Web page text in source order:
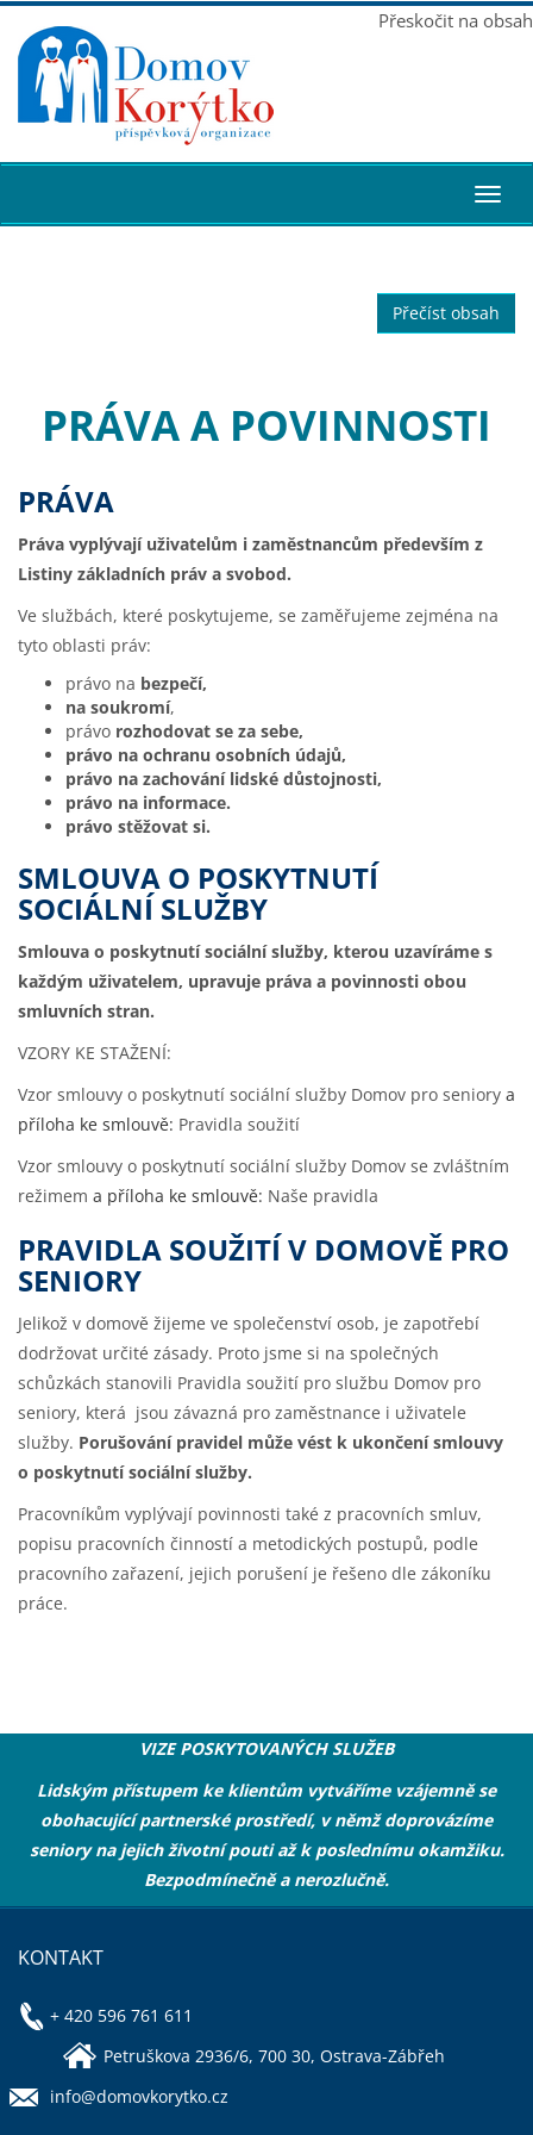
Přeskočit na obsah
Přečíst obsah
PRÁVA A POVINNOSTI
PRÁVA
Práva vyplývají uživatelům i zaměstnancům především z
Listiny základních práv a svobod.
Ve službách, které poskytujeme, se zaměřujeme zejména na
tyto oblasti práv:
právo na bezpečí,
na soukromí,
právo rozhodovat se za sebe,
právo na ochranu osobních údajů,
právo na zachování lidské důstojnosti,
právo na informace.
právo stěžovat si.
SMLOUVA O POSKYTNUTÍ
SOCIÁLNÍ SLUŽBY
Smlouva o poskytnutí sociální služby, kterou uzavíráme s
každým uživatelem, upravuje práva a povinnosti obou
smluvních stran.
VZORY KE STAŽENÍ:
Vzor smlouvy o poskytnutí sociální služby Domov pro seniory a
příloha ke smlouvě: Pravidla soužití
Vzor smlouvy o poskytnutí sociální služby Domov se zvláštním
režimem a příloha ke smlouvě: Naše pravidla
PRAVIDLA SOUŽITÍ V DOMOVĚ PRO
SENIORY
Jelikož v domově žijeme ve společenství osob, je zapotřebí
dodržovat určité zásady. Proto jsme si na společných
schůzkách stanovili Pravidla soužití pro službu Domov pro
seniory, která jsou závazná pro zaměstnance i uživatele
služby. Porušování pravidel může vést k ukončení smlouvy
o poskytnutí sociální služby.
Pracovníkům vyplývají povinnosti také z pracovních smluv,
popisu pracovních činností a metodických postupů, podle
pracovního zařazení, jejich porušení je řešeno dle zákoníku
práce.
VIZE POSKYTOVANÝCH SLUŽEB
Lidským přístupem ke klientům vytváříme vzájemně se
obohacující partnerské prostředí, v němž doprovázíme
seniory na jejich životní pouti až k poslednímu okamžiku.
Bezpodmínečně a nerozlučně.
KONTAKT
+ 420 596 761 611
Petruškova 2936/6, 700 30, Ostrava-Zábřeh
info@domovkorytko.cz